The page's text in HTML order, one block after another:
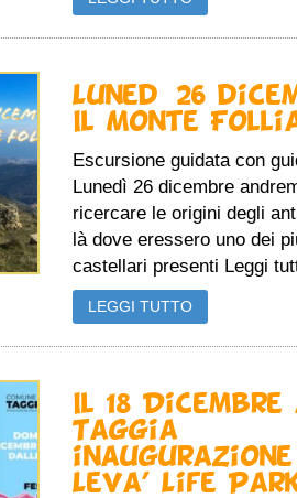
Lunedì 26
Il Monte
Escursione guidata con
Lunedì 26 dicembre
ricercare le origini degli
là dove eressero uno dei
castellari presenti Leggi
LEGGI TUTTO
Il 18 Dicembre
Taggia
Leva’ Life